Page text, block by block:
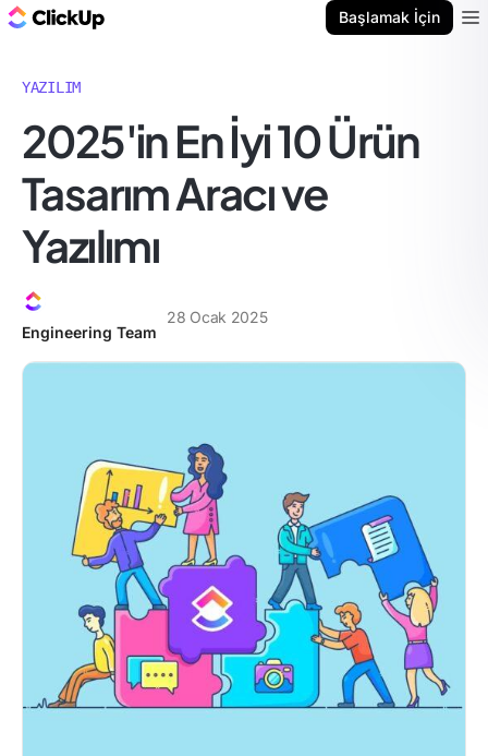
Başlamak İçin
YAZILIM
2025'in En İyi 10 Ürün
Tasarım Aracı ve
Yazılımı
Engineering Team
28 Ocak 2025